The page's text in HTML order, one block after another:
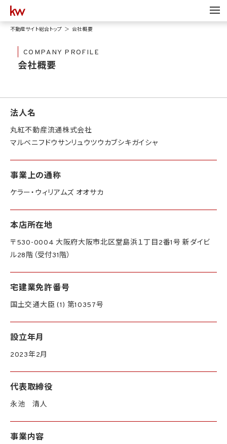
不動産サイト総合トップ 会社概要
COMPANY PROFILE
会社概要
法人名
丸紅不動産流通株式会社
マルベニフドウサンリュウツウカブシキガイシャ
事業上の通称
ケラー・ウィリアムズ オオサカ
本店所在地
〒530-0004 大阪府大阪市北区堂島浜１丁目2番1号 新ダイビ
ル28階（受付31階）
宅建業免許番号
国土交通大臣 (1) 第10357号
設立年月
2023年2月
代表取締役
永池 清人
事業内容